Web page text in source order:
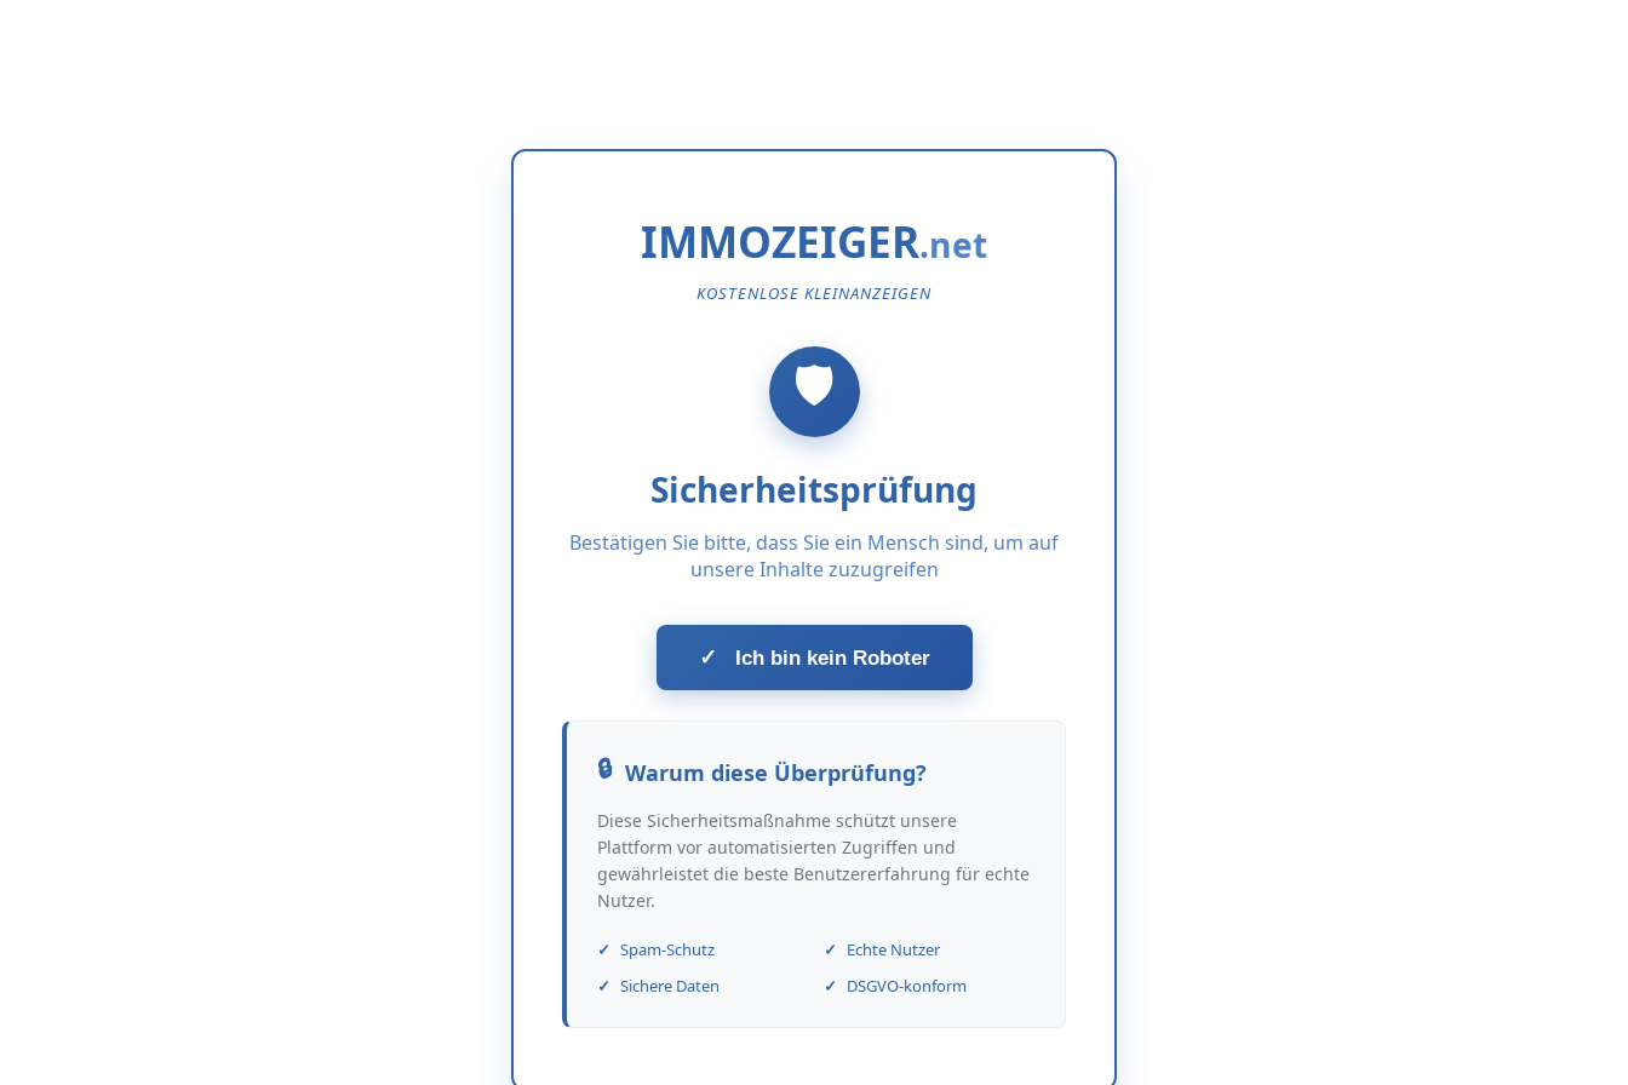
IMMOZEIGER
KOSTENLOSE KLEINANZEIGEN
Sicherheitsprüfung
Bestätigen Sie bitte, dass Sie ein Mensch sind, um auf
unsere Inhalte zuzugreifen
✓ Ich bin kein Roboter
Warum diese Überprüfung?
Diese Sicherheitsmaßnahme schützt unsere
Plattform vor automatisierten Zugriffen und
gewährleistet die beste Benutzererfahrung für echte
Nutzer.
Spam-Schutz
Echte Nutzer
Sichere Daten
DSGVO-konform